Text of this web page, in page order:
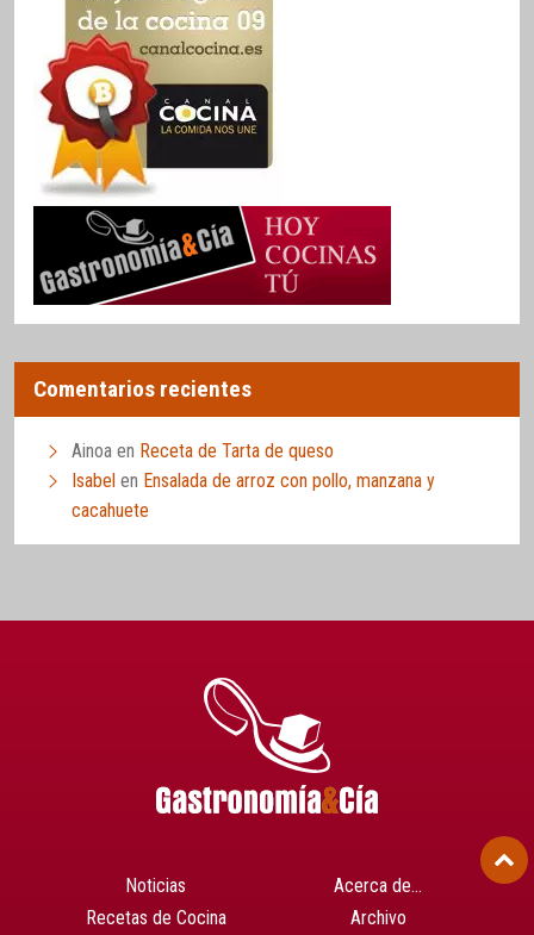
Comentarios recientes
Ainoa en Receta de Tarta de queso
Isabel en Ensalada de arroz con pollo, manzana y
cacahuete
Noticias
Recetas de Cocina
Acerca de…
Archivo